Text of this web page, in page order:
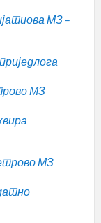
МЗ –
МЗ
МЗ